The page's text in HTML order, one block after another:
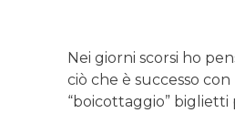
Nei giorni scorsi ho
ciò che è successo con
“boicottaggio” biglietti